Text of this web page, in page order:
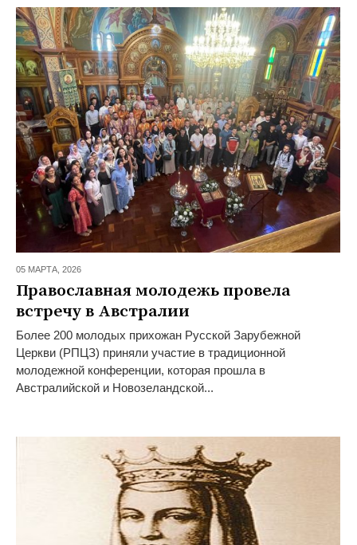
05 МАРТА, 2026
Православная молодежь провела
встречу в Австралии
Более 200 молодых прихожан Русской Зарубежной
Церкви (РПЦЗ) приняли участие в традиционной
молодежной конференции, которая прошла в
Австралийской и Новозеландской...